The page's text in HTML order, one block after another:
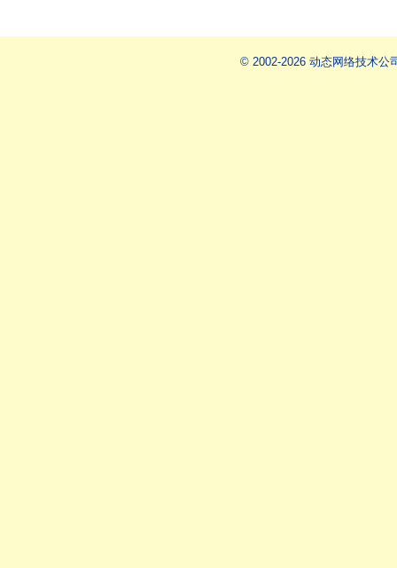
© 2002-2026 动态网络技术公